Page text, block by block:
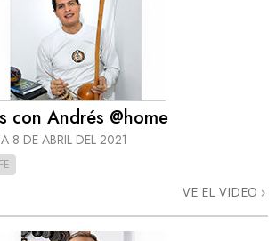
con Andrés @home
8 DE ABRIL DEL 2021
VE EL VIDEO